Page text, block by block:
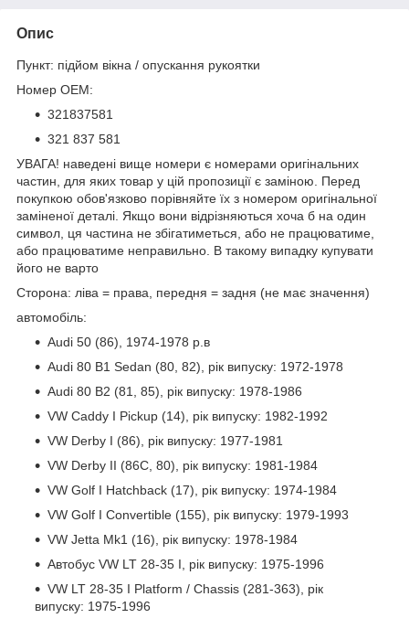
Опис
Пункт: підйом вікна / опускання рукоятки
Номер OEM:
321837581
321 837 581
УВАГА! наведені вище номери є номерами оригінальних
частин, для яких товар у цій пропозиції є заміною. Перед
покупкою обов'язково порівняйте їх з номером оригінальної
заміненої деталі. Якщо вони відрізняються хоча б на один
символ, ця частина не збігатиметься, або не працюватиме,
або працюватиме неправильно. В такому випадку купувати
його не варто
Сторона: ліва = права, передня = задня (не має значення)
автомобіль:
Audi 50 (86), 1974-1978 р.в
Audi 80 B1 Sedan (80, 82), рік випуску: 1972-1978
Audi 80 B2 (81, 85), рік випуску: 1978-1986
VW Caddy I Pickup (14), рік випуску: 1982-1992
VW Derby I (86), рік випуску: 1977-1981
VW Derby II (86C, 80), рік випуску: 1981-1984
VW Golf I Hatchback (17), рік випуску: 1974-1984
VW Golf I Convertible (155), рік випуску: 1979-1993
VW Jetta Mk1 (16), рік випуску: 1978-1984
Автобус VW LT 28-35 I, рік випуску: 1975-1996
VW LT 28-35 I Platform / Chassis (281-363), рік
випуску: 1975-1996